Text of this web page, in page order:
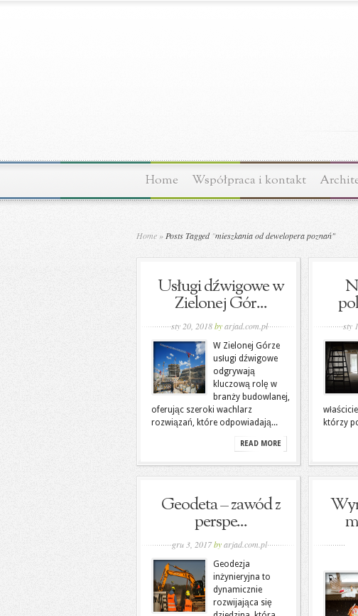
Home Współpraca i kontakt
Home » Posts Tagged "mieszkania od dewelopera poznań"
Usługi dźwigowe w
Zielonej Gór...
sty 20, 2018byarjad.com.pl
W Zielonej Górze
usługi dźwigowe
odgrywają
kluczową rolę w
branży budowlanej,
oferując szeroki wachlarz
rozwiązań, które odpowiadają...
READ MORE
sty
którzy
Geodeta – zawód z
perspe...
gru 3, 2017byarjad.com.pl
Geodezja
inżynieryjna to
dynamicznie
rozwijająca się